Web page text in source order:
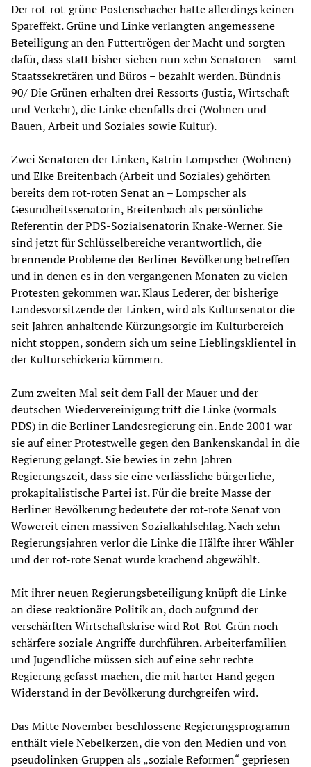
Der rot-rot-grüne Postenschacher hatte allerdings keinen
Spareffekt. Grüne und Linke verlangten angemessene
Beteiligung an den Futtertrögen der Macht und sorgten
dafür, dass statt bisher sieben nun zehn Senatoren – samt
Staatssekretären und Büros – bezahlt werden. Bündnis
90/ Die Grünen erhalten drei Ressorts (Justiz, Wirtschaft
und Verkehr), die Linke ebenfalls drei (Wohnen und
Bauen, Arbeit und Soziales sowie Kultur).
Zwei Senatoren der Linken, Katrin Lompscher (Wohnen)
und Elke Breitenbach (Arbeit und Soziales) gehörten
bereits dem rot-roten Senat an – Lompscher als
Gesundheitssenatorin, Breitenbach als persönliche
Referentin der PDS-Sozialsenatorin Knake-Werner. Sie
sind jetzt für Schlüsselbereiche verantwortlich, die
brennende Probleme der Berliner Bevölkerung betreffen
und in denen es in den vergangenen Monaten zu vielen
Protesten gekommen war. Klaus Lederer, der bisherige
Landesvorsitzende der Linken, wird als Kultursenator die
seit Jahren anhaltende Kürzungsorgie im Kulturbereich
nicht stoppen, sondern sich um seine Lieblingsklientel in
der Kulturschickeria kümmern.
Zum zweiten Mal seit dem Fall der Mauer und der
deutschen Wiedervereinigung tritt die Linke (vormals
PDS) in die Berliner Landesregierung ein. Ende 2001 war
sie auf einer Protestwelle gegen den Bankenskandal in die
Regierung gelangt. Sie bewies in zehn Jahren
Regierungszeit, dass sie eine verlässliche bürgerliche,
prokapitalistische Partei ist. Für die breite Masse der
Berliner Bevölkerung bedeutete der rot-rote Senat von
Wowereit einen massiven Sozialkahlschlag. Nach zehn
Regierungsjahren verlor die Linke die Hälfte ihrer Wähler
und der rot-rote Senat wurde krachend abgewählt.
Mit ihrer neuen Regierungsbeteiligung knüpft die Linke
an diese reaktionäre Politik an, doch aufgrund der
verschärften Wirtschaftskrise wird Rot-Rot-Grün noch
schärfere soziale Angriffe durchführen. Arbeiterfamilien
und Jugendliche müssen sich auf eine sehr rechte
Regierung gefasst machen, die mit harter Hand gegen
Widerstand in der Bevölkerung durchgreifen wird.
Das Mitte November beschlossene Regierungsprogramm
enthält viele Nebelkerzen, die von den Medien und von
pseudolinken Gruppen als „soziale Reformen“ gepriesen